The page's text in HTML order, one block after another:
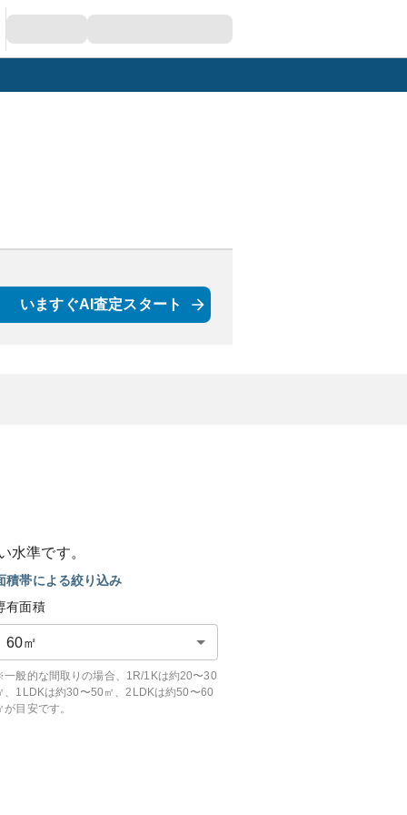
いますぐAI査定スタート
水準です。
積帯による絞り込み
有面積
60㎡
般的な間取りの場合、1R/1Kは約20〜30
、1LDKは約30〜50㎡、2LDKは約50〜60
が目安です。